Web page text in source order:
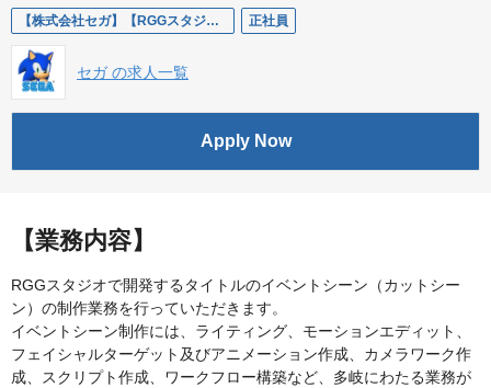
【株式会社セガ】【RGGスタジオ】イベントデザイナー_No.27133 正社員
セガ の求人一覧
Apply Now
【業務内容】
RGGスタジオで開発するタイトルのイベントシーン（カットシー
ン）の制作業務を行っていただきます。
イベントシーン制作には、ライティング、モーションエディット、
フェイシャルターゲット及びアニメーション作成、カメラワーク作
成、スクリプト作成、ワークフロー構築など、多岐にわたる業務が